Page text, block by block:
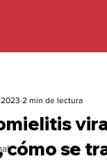
cómo se
2 min de lectura